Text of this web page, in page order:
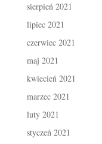
sierpień 2021
lipiec 2021
czerwiec 2021
maj 2021
kwiecień 2021
marzec 2021
luty 2021
styczeń 2021